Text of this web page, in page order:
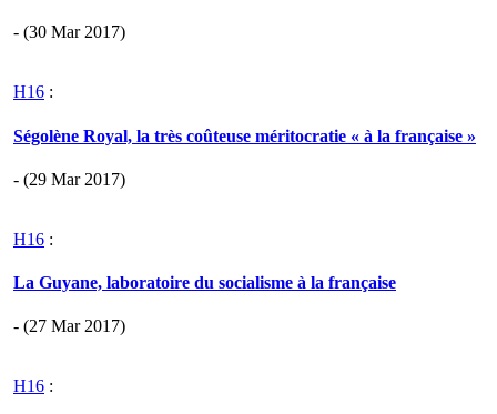
- (30 Mar 2017)
H16 :
Ségolène Royal, la très coûteuse méritocratie « à la française »
- (29 Mar 2017)
H16 :
La Guyane, laboratoire du socialisme à la française
- (27 Mar 2017)
H16 :